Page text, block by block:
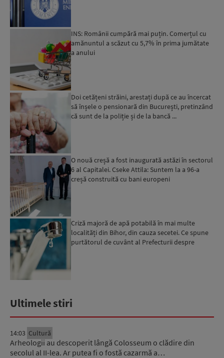
INS: Românii cumpără mai puțin. Comerțul cu
amănuntul a scăzut cu 5,7% în prima jumătate
a anului
Doi cetățeni străini, arestați după ce au încercat
să înșele o pensionară din București, pretinzând
că sunt de la poliție și de la bancă ...
O nouă creșă a fost inaugurată astăzi în sectorul
6 al Capitalei. Cseke Attila: Suntem la a 96-a
creșă construită cu bani europeni
Criză majoră de apă potabilă în mai multe
localități din Bihor, din cauza secetei. Ce spune
purtătorul de cuvânt al Prefecturii despre
Ultimele stiri
14:03 Cultură
Arheologii au descoperit lângă Colosseum o clădire din
secolul al II-lea. Ar putea fi o fostă cazarmă a…